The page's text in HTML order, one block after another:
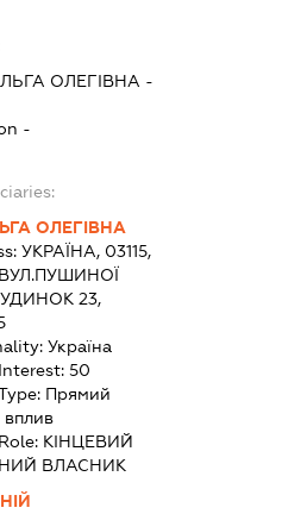
ОЛЕГІВНА -
-
ОЛЕГІВНА
УКРАЇНА, 03115,
23,
Україна
50
Прямий
вплив
КІНЦЕВИЙ
ВЛАСНИК